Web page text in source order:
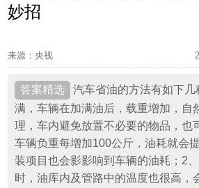
妙招
来源：央视
汽车省油的方法有如下
满，车辆在加满油后，载重增加，自
理，车内避免放置不必要的物品，也
车辆负重每增加100公斤，油耗就会
装项目也会影影响到车辆的油耗；2
时，油库内及管路中的温度也很高，